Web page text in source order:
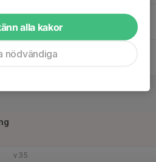
v.35
alla kakor
nödvändiga